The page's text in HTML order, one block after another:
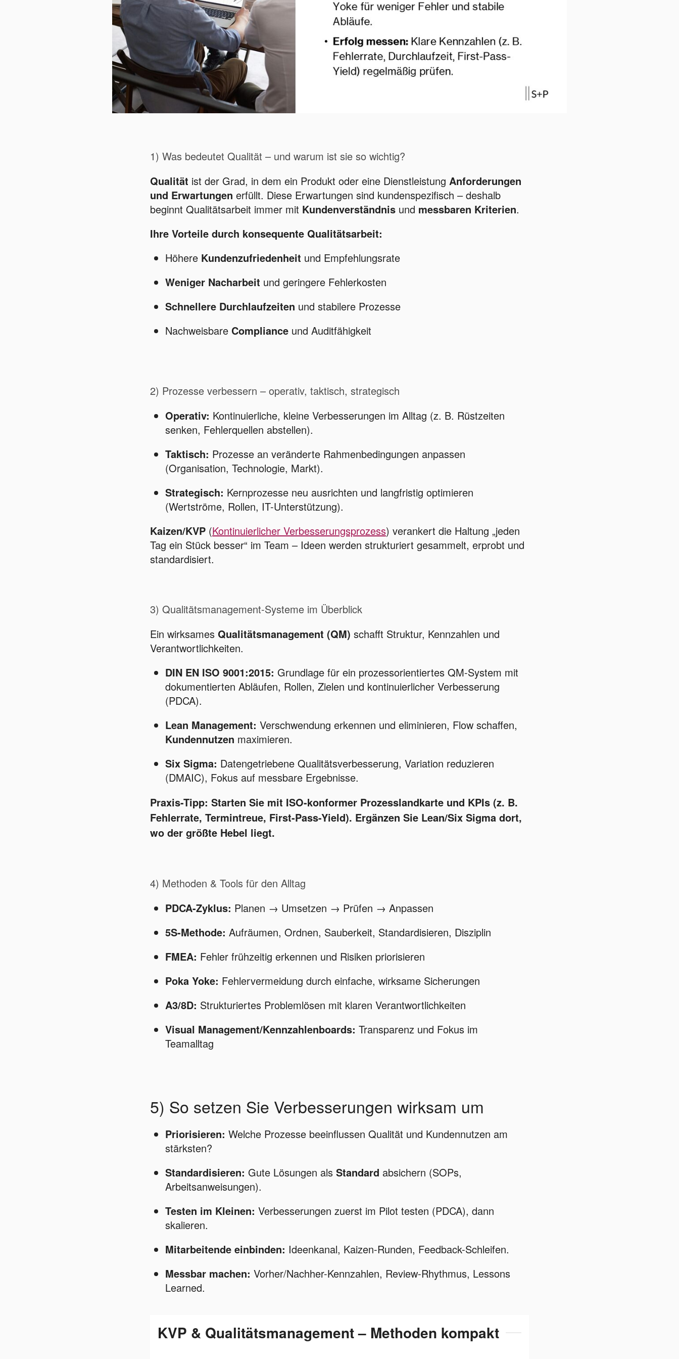
1) Was bedeutet Qualität – und warum ist sie so wichtig?
Qualität ist der Grad, in dem ein Produkt oder eine Dienstleistung Anforderungen
und Erwartungen erfüllt. Diese Erwartungen sind kundenspezifisch – deshalb
beginnt Qualitätsarbeit immer mit Kundenverständnis und messbaren Kriterien.
Ihre Vorteile durch konsequente Qualitätsarbeit:
Höhere Kundenzufriedenheit und Empfehlungsrate
Weniger Nacharbeit und geringere Fehlerkosten
Schnellere Durchlaufzeiten und stabilere Prozesse
Nachweisbare Compliance und Auditfähigkeit
2) Prozesse verbessern – operativ, taktisch, strategisch
Operativ: Kontinuierliche, kleine Verbesserungen im Alltag (z. B. Rüstzeiten
senken, Fehlerquellen abstellen).
Taktisch: Prozesse an veränderte Rahmenbedingungen anpassen
(Organisation, Technologie, Markt).
Strategisch: Kernprozesse neu ausrichten und langfristig optimieren
(Wertströme, Rollen, IT-Unterstützung).
Kaizen/KVP (Kontinuierlicher Verbesserungsprozess) verankert die Haltung „jeden
Tag ein Stück besser“ im Team – Ideen werden strukturiert gesammelt, erprobt und
standardisiert.
3) Qualitätsmanagement-Systeme im Überblick
Ein wirksames Qualitätsmanagement (QM) schafft Struktur, Kennzahlen und
Verantwortlichkeiten.
DIN EN ISO 9001:2015: Grundlage für ein prozessorientiertes QM-System mit
dokumentierten Abläufen, Rollen, Zielen und kontinuierlicher Verbesserung
(PDCA).
Lean Management: Verschwendung erkennen und eliminieren, Flow schaffen,
Kundennutzen maximieren.
Six Sigma: Datengetriebene Qualitätsverbesserung, Variation reduzieren
(DMAIC), Fokus auf messbare Ergebnisse.
Praxis-Tipp: Starten Sie mit ISO-konformer Prozesslandkarte und KPIs (z. B.
Fehlerrate, Termintreue, First-Pass-Yield). Ergänzen Sie Lean/Six Sigma dort,
wo der größte Hebel liegt.
4) Methoden & Tools für den Alltag
PDCA-Zyklus: Planen → Umsetzen → Prüfen → Anpassen
5S-Methode: Aufräumen, Ordnen, Sauberkeit, Standardisieren, Disziplin
FMEA: Fehler frühzeitig erkennen und Risiken priorisieren
Poka Yoke: Fehlervermeidung durch einfache, wirksame Sicherungen
A3/8D: Strukturiertes Problemlösen mit klaren Verantwortlichkeiten
Visual Management/Kennzahlenboards: Transparenz und Fokus im
Teamalltag
5) So setzen Sie Verbesserungen wirksam um
Priorisieren: Welche Prozesse beeinflussen Qualität und Kundennutzen am
stärksten?
Standardisieren: Gute Lösungen als Standard absichern (SOPs,
Arbeitsanweisungen).
Testen im Kleinen: Verbesserungen zuerst im Pilot testen (PDCA), dann
skalieren.
Mitarbeitende einbinden: Ideenkanal, Kaizen-Runden, Feedback-Schleifen.
Messbar machen: Vorher/Nachher-Kennzahlen, Review-Rhythmus, Lessons
Learned.
KVP & Qualitätsmanagement – Methoden kompakt